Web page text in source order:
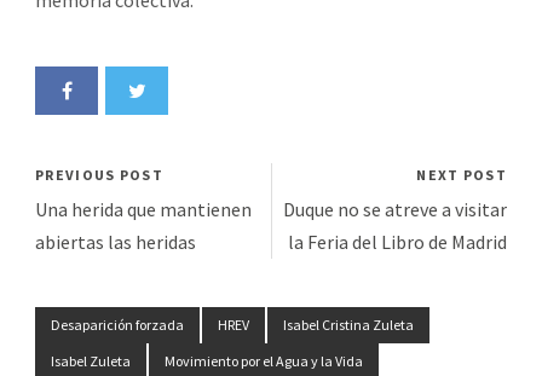
PREVIOUS POST
Una herida que mantienen
abiertas las heridas
NEXT POST
Duque no se atreve a visitar
la Feria del Libro de Madrid
Desaparición forzada HREV
Isabel Cristina Zuleta
Isabel Zuleta
Movimiento por el Agua y la Vida